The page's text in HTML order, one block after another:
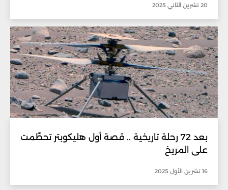
20 تشرين الثاني 2025
بعد 72 رحلة تاريخية .. قصة أول هليكوبتر تحطّمت
على المريخ
16 تشرين الأول 2025